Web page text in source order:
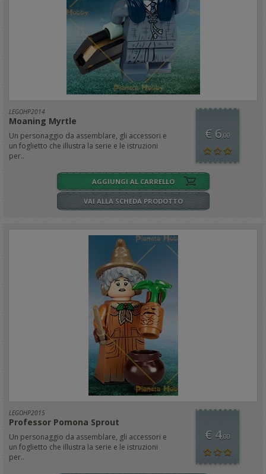
LEGOHP2014
Moaning Myrtle
Un personaggio da assemblare, gli accessori e
un foglietto che illustra la serie e le istruzioni
per..
€ 6,00
AGGIUNGI AL CARRELLO
VAI ALLA SCHEDA PRODOTTO
LEGOHP2015
Professor Pomona Sprout
Un personaggio da assemblare, gli accessori e
un foglietto che illustra la serie e le istruzioni
per..
€ 4,00